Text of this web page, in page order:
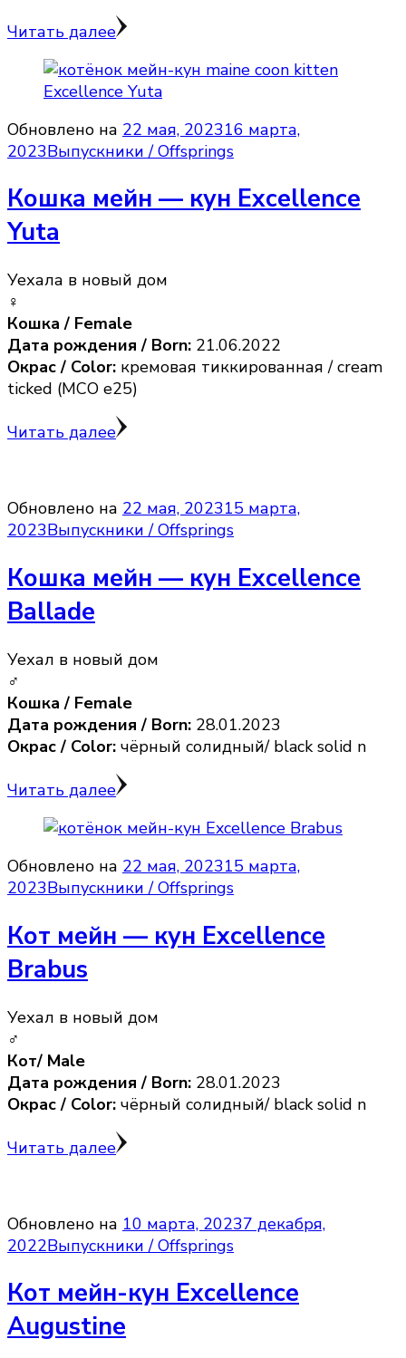
Читать далее
Обновлено на 22 мая, 202316 марта,
2023Выпускники / Offsprings
Кошка мейн — кун Excellence
Yuta
Уехала в новый дом
♀️
Кошка / Female
Дата рождения / Born: 21.06.2022
Окрас / Color: кремовая тиккированная / cream
ticked (MCO e25)
Читать далее
Обновлено на 22 мая, 202315 марта,
2023Выпускники / Offsprings
Кошка мейн — кун Excellence
Ballade
Уехал в новый дом
♂
Кошка / Female
Дата рождения / Born: 28.01.2023
Окрас / Color: чёрный солидный/ black solid n
Читать далее
Обновлено на 22 мая, 202315 марта,
2023Выпускники / Offsprings
Кот мейн — кун Excellence
Brabus
Уехал в новый дом
♂
Кот/ Male
Дата рождения / Born: 28.01.2023
Окрас / Color: чёрный солидный/ black solid n
Читать далее
Обновлено на 10 марта, 20237 декабря,
2022Выпускники / Offsprings
Кот мейн-кун Excellence
Augustine